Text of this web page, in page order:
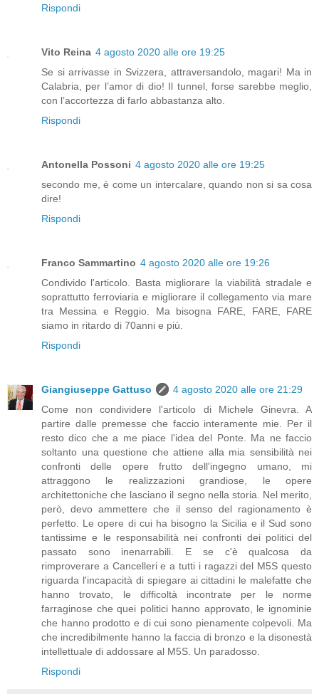
Rispondi
Vito Reina 4 agosto 2020 alle ore 19:25
Se si arrivasse in Svizzera, attraversandolo, magari! Ma in
Calabria, per l’amor di dio! Il tunnel, forse sarebbe meglio,
con l’accortezza di farlo abbastanza alto.
Rispondi
Antonella Possoni 4 agosto 2020 alle ore 19:25
secondo me, è come un intercalare, quando non si sa cosa
dire!
Rispondi
Franco Sammartino 4 agosto 2020 alle ore 19:26
Condivido l'articolo. Basta migliorare la viabilità stradale e
soprattutto ferroviaria e migliorare il collegamento via mare
tra Messina e Reggio. Ma bisogna FARE, FARE, FARE
siamo in ritardo di 70anni e più.
Rispondi
Giangiuseppe Gattuso
4 agosto 2020 alle ore 21:29
Come non condividere l'articolo di Michele Ginevra. A
partire dalle premesse che faccio interamente mie. Per il
resto dico che a me piace l'idea del Ponte. Ma ne faccio
soltanto una questione che attiene alla mia sensibilità nei
confronti delle opere frutto dell'ingegno umano, mi
attraggono le realizzazioni grandiose, le opere
architettoniche che lasciano il segno nella storia. Nel merito,
però, devo ammettere che il senso del ragionamento è
perfetto. Le opere di cui ha bisogno la Sicilia e il Sud sono
tantissime e le responsabilità nei confronti dei politici del
passato sono inenarrabili. E se c'è qualcosa da
rimproverare a Cancelleri e a tutti i ragazzi del M5S questo
riguarda l'incapacità di spiegare ai cittadini le malefatte che
hanno trovato, le difficoltà incontrate per le norme
farraginose che quei politici hanno approvato, le ignominie
che hanno prodotto e di cui sono pienamente colpevoli. Ma
che incredibilmente hanno la faccia di bronzo e la disonestà
intellettuale di addossare al M5S. Un paradosso.
Rispondi